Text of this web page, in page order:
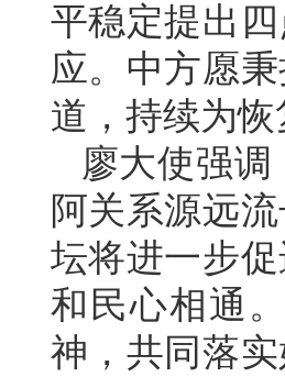
平稳定提出
应。中方愿
道，持续为
廖大使强
阿关系源远
坛将进一步
和民心相通
神，共同落